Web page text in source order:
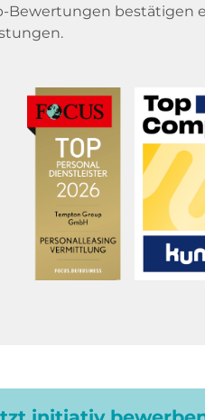
Bewertungen bestätigen